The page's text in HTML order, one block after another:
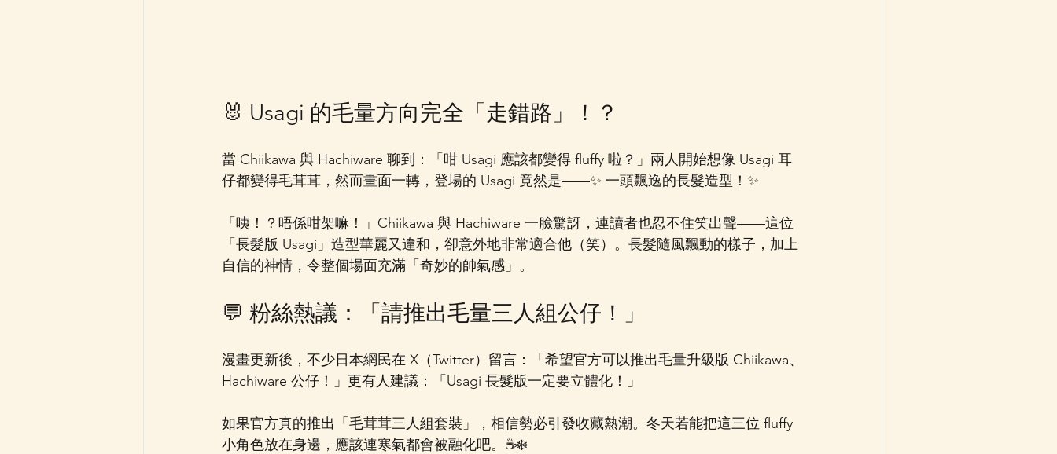
🐰 Usagi 的毛量方向完全「走錯路」！？
當 Chiikawa 與 Hachiware 聊到：「咁 Usagi 應該都變得 fluffy 啦？」兩人開始想像 Usagi 耳
仔都變得毛茸茸，然而畫面一轉，登場的 Usagi 竟然是——✨ 一頭飄逸的長髮造型！✨
「咦！？唔係咁架嘛！」Chiikawa 與 Hachiware 一臉驚訝，連讀者也忍不住笑出聲——這位
「長髮版 Usagi」造型華麗又違和，卻意外地非常適合他（笑）。長髮隨風飄動的樣子，加上
自信的神情，令整個場面充滿「奇妙的帥氣感」。
💬 粉絲熱議：「請推出毛量三人組公仔！」
漫畫更新後，不少日本網民在 X（Twitter）留言：「希望官方可以推出毛量升級版 Chiikawa、
Hachiware 公仔！」更有人建議：「Usagi 長髮版一定要立體化！」
如果官方真的推出「毛茸茸三人組套裝」，相信勢必引發收藏熱潮。冬天若能把這三位 fluffy
小角色放在身邊，應該連寒氣都會被融化吧。☕️❄️